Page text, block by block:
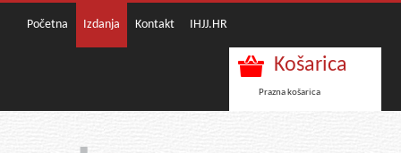
Početna Izdanja Kontakt IHJJ.HR
Košarica
Prazna košarica